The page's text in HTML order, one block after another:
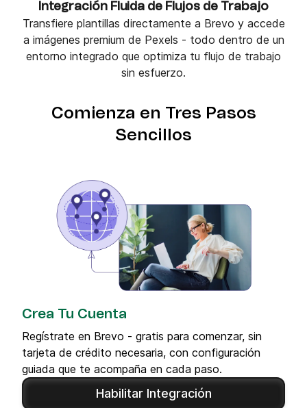
Integración Fluida de Flujos de Trabajo
Transfiere plantillas directamente a Brevo y accede
a imágenes premium de Pexels - todo dentro de un
entorno integrado que optimiza tu flujo de trabajo
sin esfuerzo.
Comienza en Tres Pasos
Sencillos
Crea Tu Cuenta
Regístrate en Brevo - gratis para comenzar, sin
tarjeta de crédito necesaria, con configuración
guiada que te acompaña en cada paso.
Habilitar Integración